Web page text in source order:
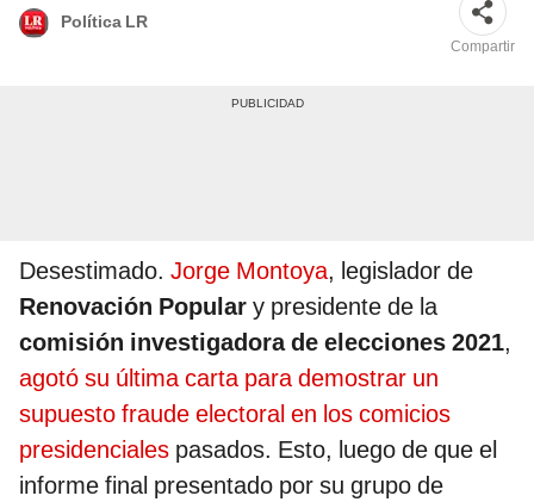
Política LR
Compartir
Desestimado. Jorge Montoya, legislador de
Renovación Popular y presidente de la
comisión investigadora de elecciones 2021,
agotó su última carta para demostrar un
supuesto fraude electoral en los comicios
presidenciales pasados. Esto, luego de que el
informe final presentado por su grupo de